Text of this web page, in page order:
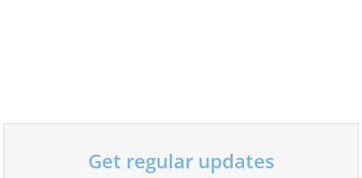
Get regular updates